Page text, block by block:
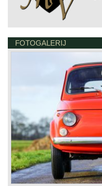
verschillende specificaties.
Technische gegevens*
2 cilinder motor
cilinderinhoud: 594 cc.
vermogen: 18 pk. Bij 4000
topsnelheid: 100 km/u.
gewicht: 512 kg.
*Bron: All the Fiats
FOTOGALERIJ